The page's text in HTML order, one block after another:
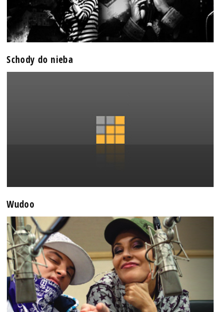
Schody do nieba
Wudoo